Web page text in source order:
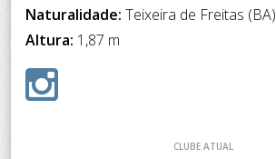
Naturalidade: Teixeira de Freitas (BA)
Altura: 1,87 m
CLUBE ATUAL